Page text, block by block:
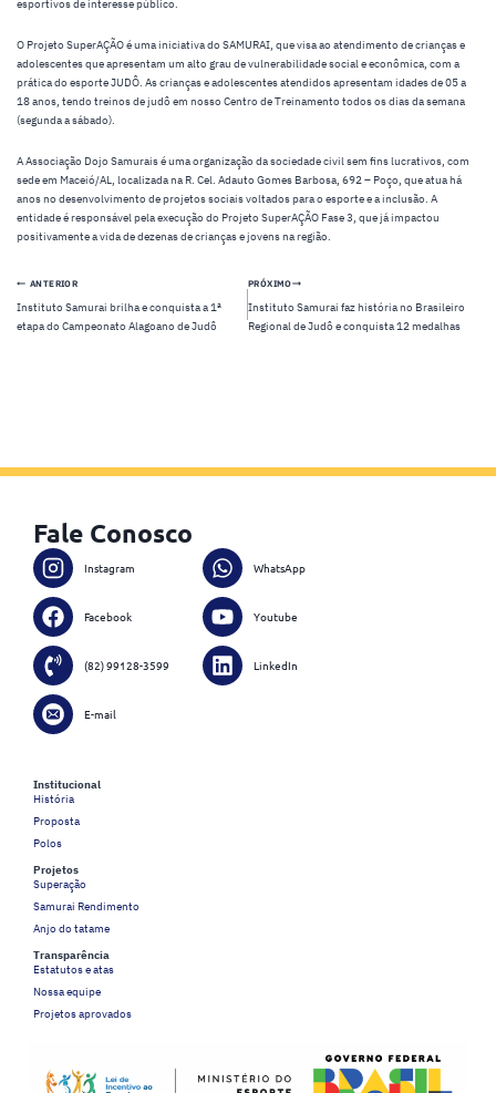
esportivos de interesse público.
O Projeto SuperAÇÃO é uma iniciativa do SAMURAI, que visa ao atendimento de crianças e
adolescentes que apresentam um alto grau de vulnerabilidade social e econômica, com a
prática do esporte JUDÔ. As crianças e adolescentes atendidos apresentam idades de 05 a
18 anos, tendo treinos de judô em nosso Centro de Treinamento todos os dias da semana
(segunda a sábado).
A Associação Dojo Samurais é uma organização da sociedade civil sem fins lucrativos, com
sede em Maceió/AL, localizada na R. Cel. Adauto Gomes Barbosa, 692 – Poço, que atua há
anos no desenvolvimento de projetos sociais voltados para o esporte e a inclusão. A
entidade é responsável pela execução do Projeto SuperAÇÃO Fase 3, que já impactou
positivamente a vida de dezenas de crianças e jovens na região.
Navegação
de
ANTERIOR
Instituto Samurai brilha e conquista a 1ª
etapa do Campeonato Alagoano de Judô
PRÓXIMO
Instituto Samurai faz história no Brasileiro
Regional de Judô e conquista 12 medalhas
Fale Conosco
Instagram WhatsApp
Facebook Youtube
(82) 99128-3599 LinkedIn
E-mail
Institucional
História
Proposta
Polos
Projetos
Superação
Samurai Rendimento
Anjo do tatame
Transparência
Estatutos e atas
Nossa equipe
Projetos aprovados